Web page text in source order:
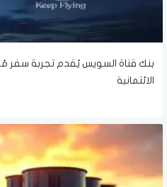
الائتمانية